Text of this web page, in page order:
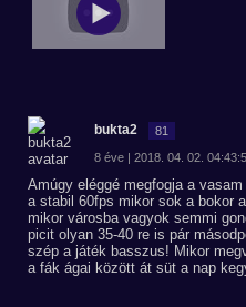
bukta2 81
8 éve | 2018. 04. 02.
Amúgy eléggé megfogja a
a stabil 60fps mikor sok a bokor
mikor városba vagyok semmi
picit olyan 35-40 re is pár
szép a játék basszus! Mikor
a fák ágai között át süt a nap